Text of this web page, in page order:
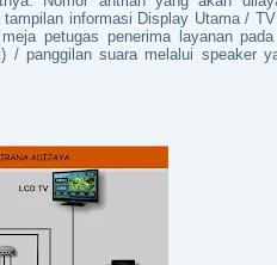
informasi Display Utama /
petugas penerima layanan
/ panggilan suara melalui speaker